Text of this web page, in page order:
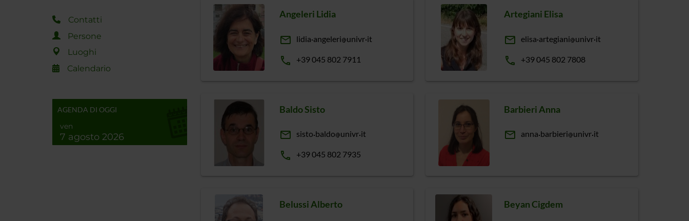
Contatti
Persone
Luoghi
Calendario
AGENDA DI OGGI
ven
7 agosto 2026
Angeleri Lidia
email lidia angeleri univr it
phone +39 045 802 7911
Artegiani Elisa
email elisa artegiani univr it
phone +39 045 802 7808
Baldo Sisto
email sisto baldo univr it
phone +39 045 802 7935
Barbieri Anna
email anna barbieri univr it
Belussi Alberto Beyan Cigdem